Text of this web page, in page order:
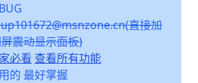
直接加
震动显示面板)
必看 查看所有功能
的 最好掌握